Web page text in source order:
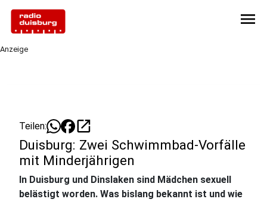
menu
Anzeige
Teilen: open_in_new
Duisburg: Zwei Schwimmbad-Vorfälle
mit Minderjährigen
In Duisburg und Dinslaken sind Mädchen sexuell
belästigt worden. Was bislang bekannt ist und wie